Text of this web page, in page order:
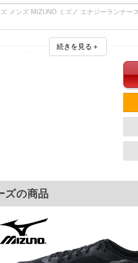
メンズ MIZUNO ミズノ エナジーランナー
干のサイズの誤差がございます。また、お
商品の色味が若干異なる場合がございます。
際の商品に付いているタグのサイズ表記と
商品は、実店鋪と在庫を共用しておりますの
お客様にご迷惑をお掛けしてしまう場合が
ますが、もしあった場合速やかにご連絡させ
上げをご希望の場合】
続きを見る＋
ズの商品